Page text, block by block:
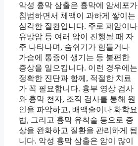
악성 흉막 삼출은 흉막에 암세포가
침범하면서 체액이 과하게 쌓이는
심각한 질환입니다. 주로 폐암이나
유방암 등 여러 암이 진행될 때 자
주 나타나며, 숨쉬기가 힘들거나
가슴에 통증이 생기는 등 불편한
증상을 일으킵니다. 이런 경우에는
정확한 진단과 함께, 적절한 치료
가 꼭 필요합니다. 흉부 영상 검사
와 흉막 천자, 조직 검사를 통해 원
인을 파악하고, 배액술이나 화학요
법, 그리고 흉막 유착술 등으로 증
상을 완화하고 질환을 관리하게 됩
니다. 악성 흉막 삼출은 암이 많이